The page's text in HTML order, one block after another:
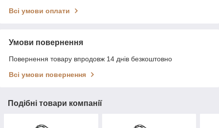
Всі умови оплати
Умови повернення
Повернення товару впродовж 14 днів безкоштовно
Всі умови повернення
Подібні товари компанії